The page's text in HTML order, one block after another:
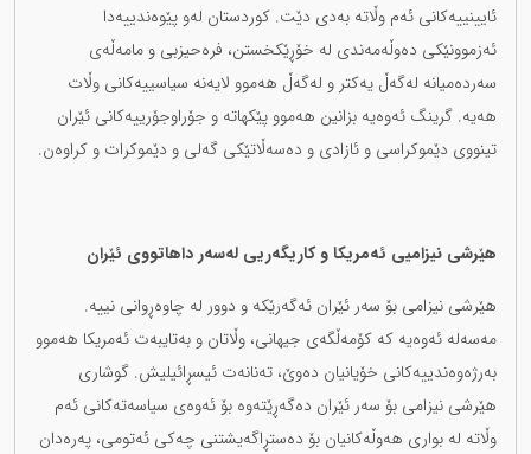
ئایینییەکانی ئەم وڵاتە بەدی دێت. کوردستان لەو پێوەندییەدا
ئەزموونێکی دەوڵەمەندی لە خۆڕێکخستن، فرەحیزبی و مامەڵەی
سەردەمیانە لەگەڵ یەکتر و لەگەڵ هەموو لایەنە سیاسییەکانی وڵات
هەیە. گرینگ ئەوەیە بزانین هەموو پێکهاتە و جۆراوجۆرییەکانی ئێران
تینووی دێموکراسی و ئازادی و دەسەڵاتێکی گەلی و دێموکرات و کراوەن.
هێرشی نیزامیی ئەمریکا و کاریگەریی لەسەر داهاتووی ئێران
هێرشی نیزامی بۆ سەر ئێران ئەگەرێکە و دوور لە چاوەڕوانی نییە.
مەسەلە ئەوەیە کە کۆمەڵگەی جیهانی، وڵاتان و بەتایبەت ئەمریکا هەموو
بەرژەوەندییەکانی خۆیانیان دەوێ، تەنانەت ئیسڕائیلیش. گوشاری
هێرشی نیزامی بۆ سەر ئێران دەگەڕێتەوە بۆ ئەوەی سیاسەتەکانی ئەم
وڵاتە لە بواری هەوڵەکانیان بۆ دەستڕاگەیشتنی چەکی ئەتومی، پەرەدان